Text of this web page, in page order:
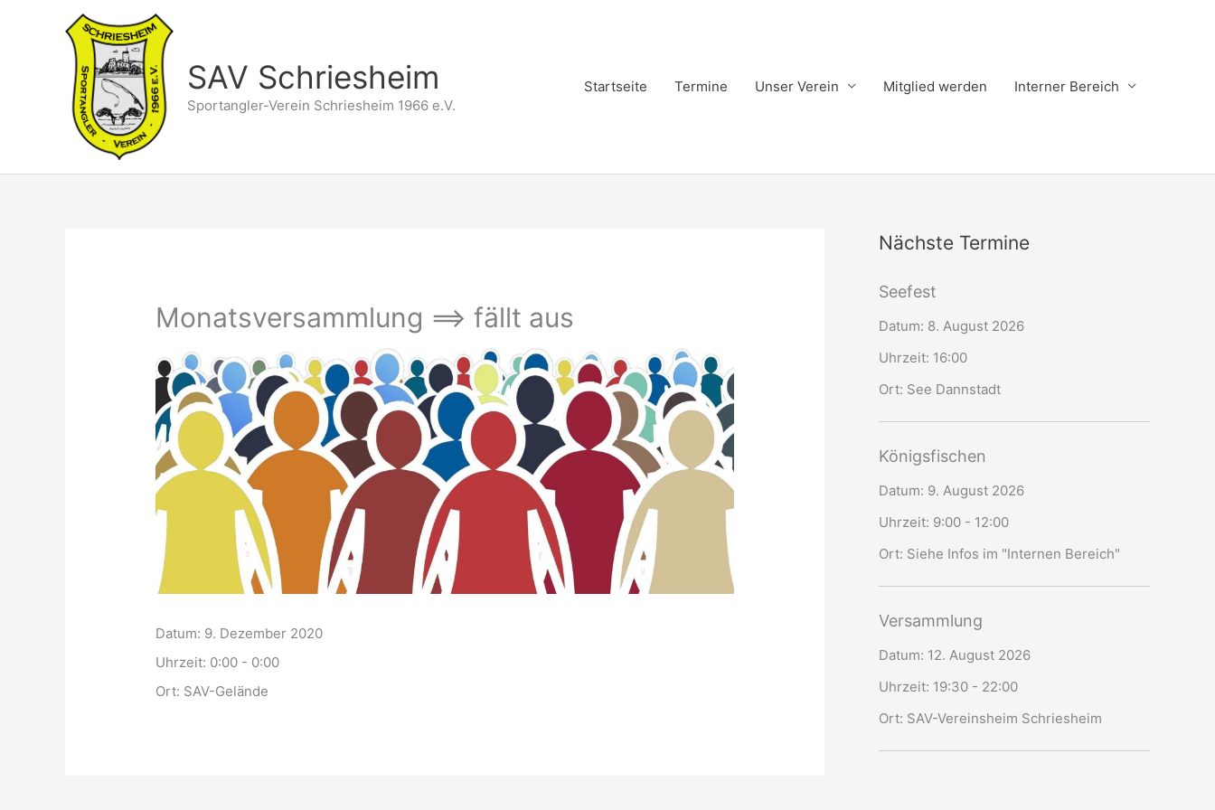
SAV Schriesheim
Sportangler-Verein Schriesheim 1966 e.V.
Startseite Termine Unser Verein Mitglied werden Interner Bereich
Monatsversammlung ==> fällt aus
Datum: 9. Dezember 2020
Uhrzeit: 0:00 - 0:00
Ort: SAV-Gelände
Nächste Termine
Seefest
Datum: 8. August 2026
Uhrzeit: 16:00
Ort: See Dannstadt
Königsfischen
Datum: 9. August 2026
Uhrzeit: 9:00 - 12:00
Ort: Siehe Infos im "Internen Bereich"
Versammlung
Datum: 12. August 2026
Uhrzeit: 19:30 - 22:00
Ort: SAV-Vereinsheim Schriesheim